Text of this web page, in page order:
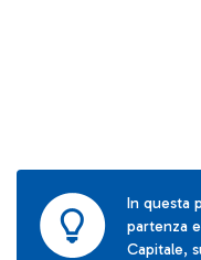
In questa
partenza
Capitale,